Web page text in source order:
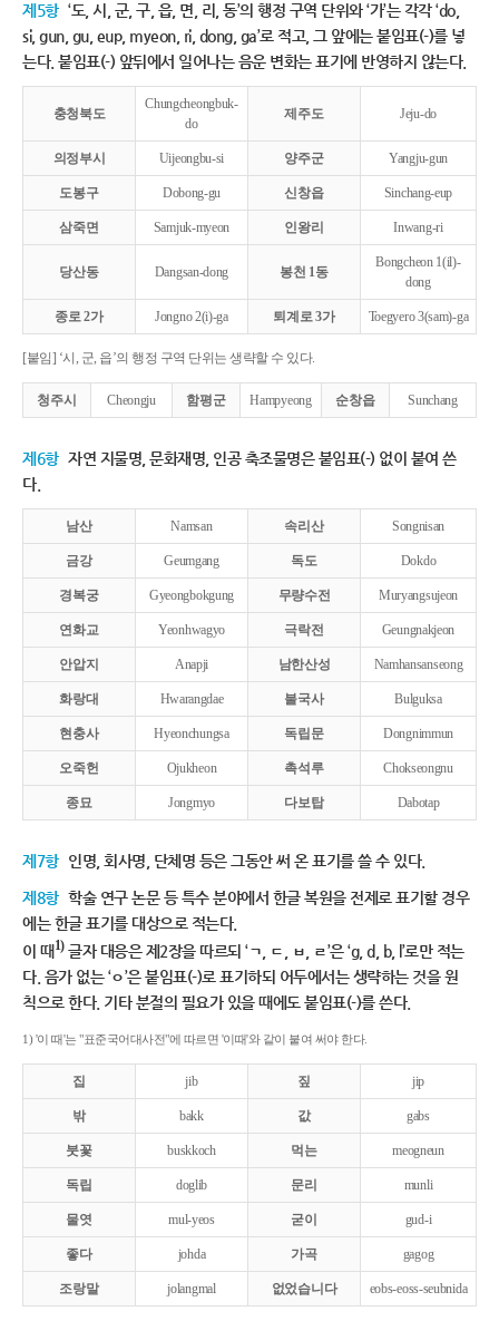
제5항 ‘도, 시, 군, 구, 읍, 면, 리, 동’의 행정 구역 단위와 ‘가’는 각각 ‘do,
si, gun, gu, eup, myeon, ri, dong, ga’로 적고, 그 앞에는 붙임표(-)를 넣
는다. 붙임표(-) 앞뒤에서 일어나는 음운 변화는 표기에 반영하지 않는다.
충청북도
Chungcheongbuk-
do
제주도 Jeju-do
의정부시 Uijeongbu-si 양주군 Yangju-gun
도봉구 Dobong-gu 신창읍 Sinchang-eup
삼죽면 Samjuk-myeon 인왕리 Inwang-ri
당산동 Dangsan-dong 봉천 1동
Bongcheon 1(il)-
dong
종로 2가 Jongno 2(i)-ga 퇴계로 3가 Toegyero 3(sam)-ga
[붙임] ‘시, 군, 읍’의 행정 구역 단위는 생략할 수 있다.
청주시 Cheongju 함평군 Hampyeong 순창읍 Sunchang
제6항 자연 지물명, 문화재명, 인공 축조물명은 붙임표(-) 없이 붙여 쓴
다.
남산 Namsan 속리산 Songnisan
금강 Geumgang 독도 Dokdo
경복궁 Gyeongbokgung 무량수전 Muryangsujeon
연화교 Yeonhwagyo 극락전 Geungnakjeon
안압지 Anapji 남한산성 Namhansanseong
화랑대 Hwarangdae 불국사 Bulguksa
현충사 Hyeonchungsa 독립문 Dongnimmun
오죽헌 Ojukheon 촉석루 Chokseongnu
종묘 Jongmyo 다보탑 Dabotap
제7항 인명, 회사명, 단체명 등은 그동안 써 온 표기를 쓸 수 있다.
제8항 학술 연구 논문 등 특수 분야에서 한글 복원을 전제로 표기할 경우
에는 한글 표기를 대상으로 적는다.
이 때1)글자 대응은 제2장을 따르되 ‘ㄱ, ㄷ, ㅂ, ㄹ’은 ‘g, d, b, l’로만 적는
다. 음가 없는 ‘ㅇ’은 붙임표(-)로 표기하되 어두에서는 생략하는 것을 원
칙으로 한다. 기타 분절의 필요가 있을 때에도 붙임표(-)를 쓴다.
1) '이 때'는 "표준국어대사전"에 따르면 '이때'와 같이 붙여 써야 한다.
집 jib 짚 jip
밖 bakk 값 gabs
붓꽃 buskkoch 먹는 meogneun
독립 doglib 문리 munli
물엿 mul-yeos 굳이 gud-i
좋다 johda 가곡 gagog
조랑말 jolangmal 없었습니다 eobs-eoss-seubnida